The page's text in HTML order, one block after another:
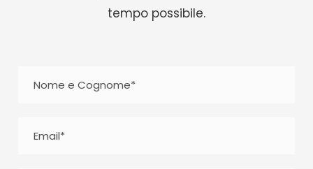
tempo possibile.